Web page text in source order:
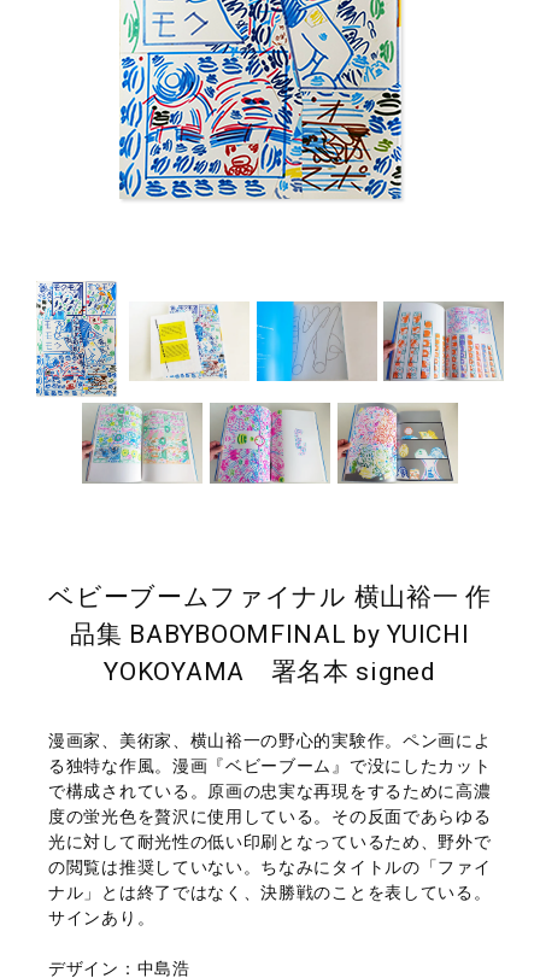
ベビーブームファイナル 横山裕一 作
品集 BABYBOOMFINAL by YUICHI
YOKOYAMA 署名本 signed
漫画家、美術家、横山裕一の野心的実験作。ペン画によ
る独特な作風。漫画『ベビーブーム』で没にしたカット
で構成されている。原画の忠実な再現をするために高濃
度の蛍光色を贅沢に使用している。その反面であらゆる
光に対して耐光性の低い印刷となっているため、野外で
の閲覧は推奨していない。ちなみにタイトルの「ファイ
ナル」とは終了ではなく、決勝戦のことを表している。
サインあり。
デザイン：中島浩